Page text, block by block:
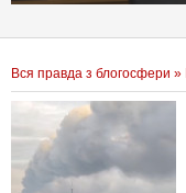
Вся правда з блогосфери »